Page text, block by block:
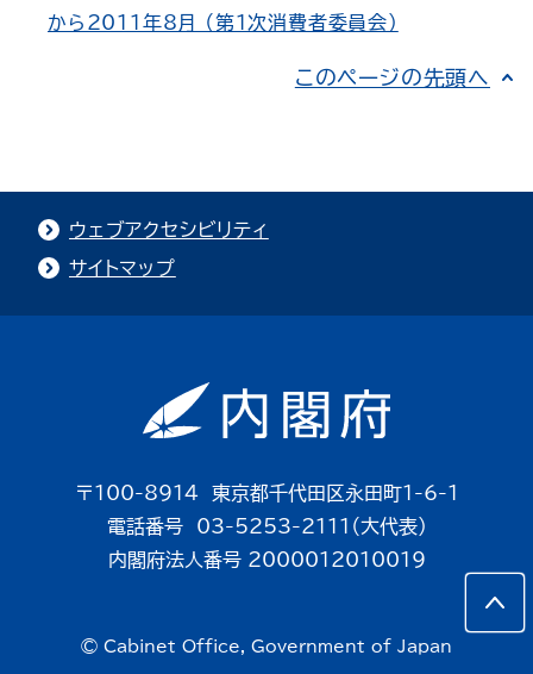
から2011年8月 （第1次消費者委員会）
このページの先頭へ
ウェブアクセシビリティ
サイトマップ
〒100-8914 東京都千代田区永田町1-6-1
電話番号 03-5253-2111（大代表）
内閣府法人番号 2000012010019
© Cabinet Office, Government of Japan